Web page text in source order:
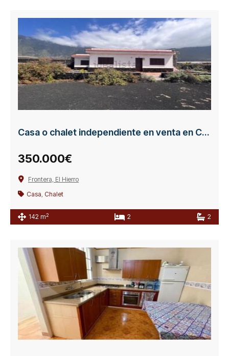
Casa o chalet independiente en venta en Calle el Matorral
350.000€
Frontera, El Hierro
Casa, Chalet
142 m2 2 2